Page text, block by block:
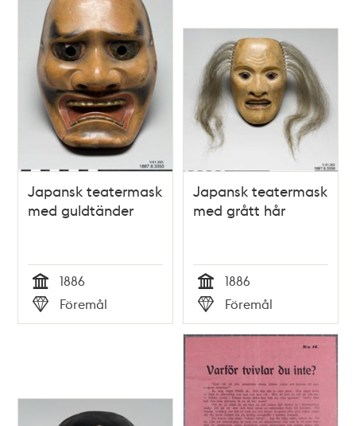
Japansk teatermask
med guldtänder
Tid
1886
Typ
Föremål
Japansk teatermask
med grått hår
Tid
1886
Typ
Föremål